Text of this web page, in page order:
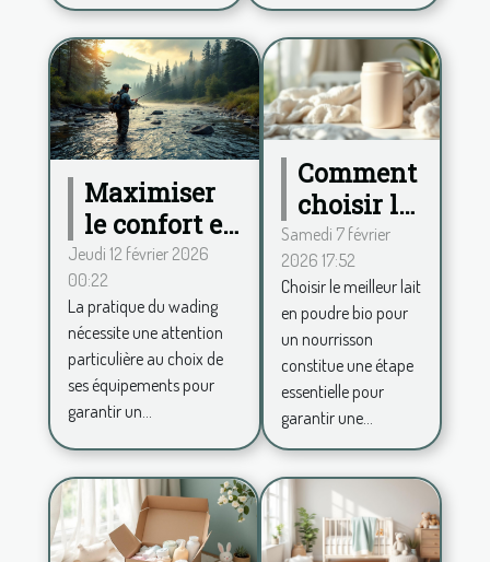
Maximiser
le confort en
wading :
conseils
pour choisir
ses
équipements
Jeudi 12 février 2026
00:22
La pratique du wading
nécessite une attention
particulière au choix de
ses équipements pour
garantir un...
Comment
choisir le
meilleur
lait en
poudre
bio pour
votre
bébé?
Samedi 7 février
2026 17:52
Choisir le meilleur lait
en poudre bio pour
un nourrisson
constitue une étape
essentielle pour
garantir une...